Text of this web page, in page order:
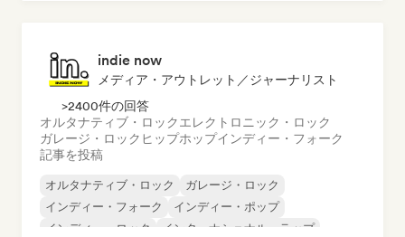
indie now
メディア・アウトレット／ジャーナリスト
>2400件の回答
オルタナティブ・ロックエレクトロニック・ロック
ガレージ・ロック ヒップホップインディー・フォーク
記事を投稿
オルタナティブ・ロック
ガレージ・ロック
インディー・フォーク
インディー・ポップ
インディー・ロック
インターナショナル・ラップ